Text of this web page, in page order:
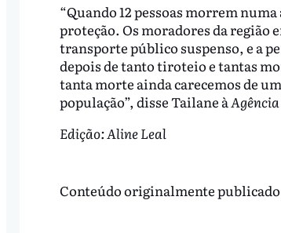
“Quando 12 pessoas morrem
proteção. Os moradores da
transporte público suspenso, e a
depois de tanto tiroteio e tantas
tanta morte ainda carecemos de
população”, disse Tailane à
Edição: Aline Leal
Conteúdo originalmente